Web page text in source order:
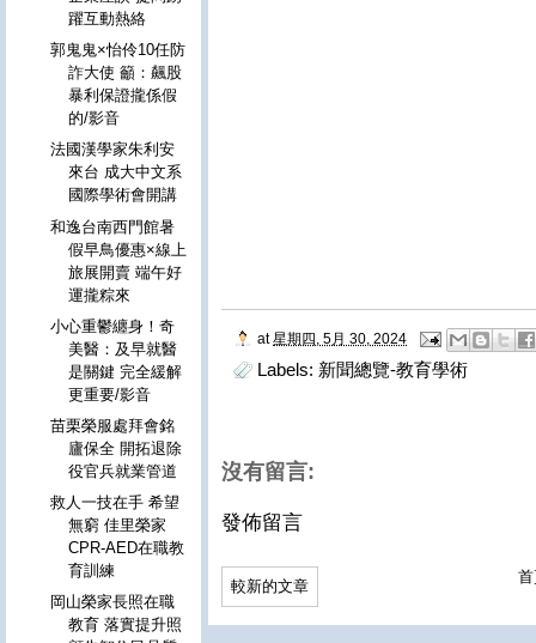
at 星期四, 5月 30, 2024
Labels: 新聞總覽-教育學術
沒有留言:
發佈留言
較新的文章
躍互動熱絡
郭鬼鬼×怡伶10任防
詐大使 籲：飆股
暴利保證攏係假
的/影音
法國漢學家朱利安
來台 成大中文系
國際學術會開講
和逸台南西門館暑
假早鳥優惠×線上
旅展開賣 端午好
運攏粽來
小心重鬱纏身！奇
美醫：及早就醫
是關鍵 完全緩解
更重要/影音
苗栗榮服處拜會銘
廬保全 開拓退除
役官兵就業管道
救人一技在手 希望
無窮 佳里榮家
CPR-AED在職教
育訓練
岡山榮家長照在職
教育 落實提升照